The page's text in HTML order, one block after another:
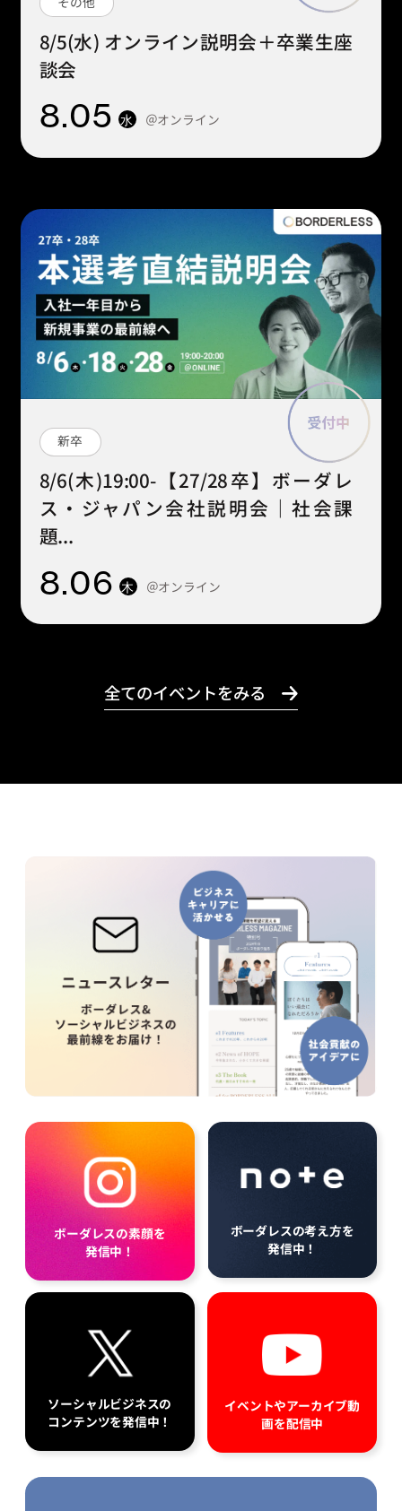
8/5(水) オンライン説明会＋卒業生座
談会
8.05 水 ＠オンライン
新卒
8/6(木)19:00-【27/28卒】ボーダレ
ス・ジャパン会社説明会｜社会課
題...
8.06 木 ＠オンライン
全てのイベントをみる
ボーダレスの素顔を
発信中！
ボーダレスの考え方を
発信中！
ソーシャルビジネスの
コンテンツを発信中！
イベントやアーカイブ動
画を配信中